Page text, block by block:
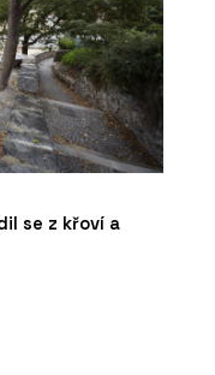
se z křoví a